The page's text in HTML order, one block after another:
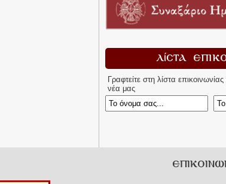
Λίστα
Γραφτείτε στη λίστα
νέα μας